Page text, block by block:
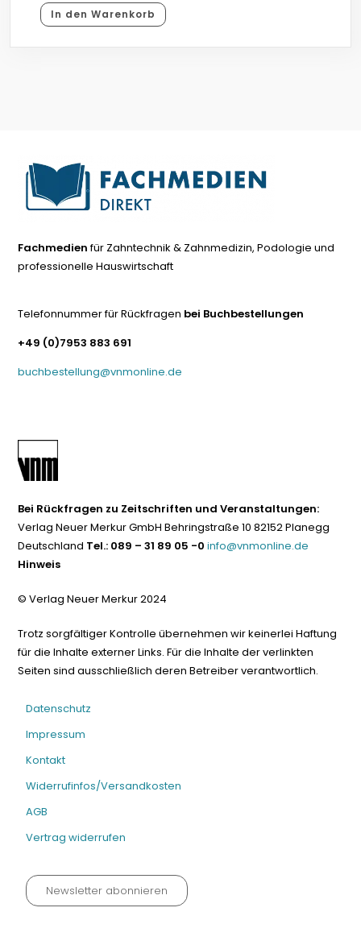
In den Warenkorb
Fachmedienfür Zahntechnik & Zahnmedizin, Podologie und
professionelle Hauswirtschaft
Telefonnummer für Rückfragen bei Buchbestellungen
+49 (0)7953 883 691
buchbestellung@vnmonline.de
Bei Rückfragen zu Zeitschriften und Veranstaltungen:
Verlag Neuer Merkur GmbH Behringstraße 10 82152 Planegg
Deutschland Tel.: 089 – 31 89 05 -0 info@vnmonline.de
Hinweis
© Verlag Neuer Merkur 2024
Trotz sorgfältiger Kontrolle übernehmen wir keinerlei Haftung
für die Inhalte externer Links. Für die Inhalte der verlinkten
Seiten sind ausschließlich deren Betreiber verantwortlich.
Datenschutz
Impressum
Kontakt
Widerrufinfos/Versandkosten
AGB
Vertrag widerrufen
Newsletter abonnieren